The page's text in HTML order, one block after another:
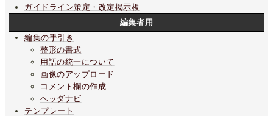
ガイドライン策定・改定掲示板
編集者用
編集の手引き
整形の書式
用語の統一について
画像のアップロード
コメント欄の作成
ヘッダナビ
テンプレート